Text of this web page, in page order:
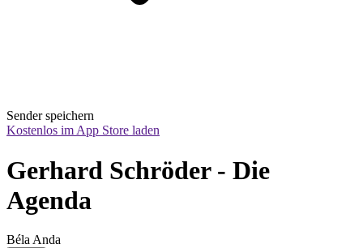
Sender speichern
Kostenlos im App Store laden
Gerhard Schröder - Die
Agenda
Béla Anda